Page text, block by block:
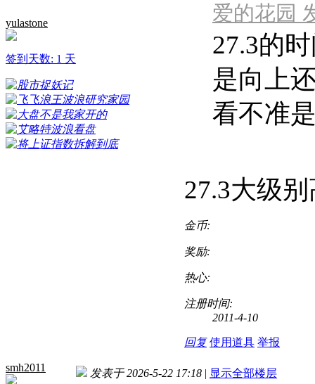
yulastone
签到天数: 1 天
爱的花园
27.3的
是向上
看不准
27.3大级
金币:
奖励:
热心:
注册时间:
2011-4-10
回复 使用道具 举报
smh2011 发表于 2026-5-22 17:18 | 显示全部楼层